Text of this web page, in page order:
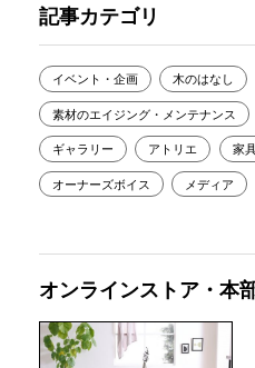
記事カテゴリ
イベント・企画 木のはなし
素材のエイジング・メンテナンス
ギャラリー アトリエ 家
オーナーズボイス メディア
オンラインストア・本